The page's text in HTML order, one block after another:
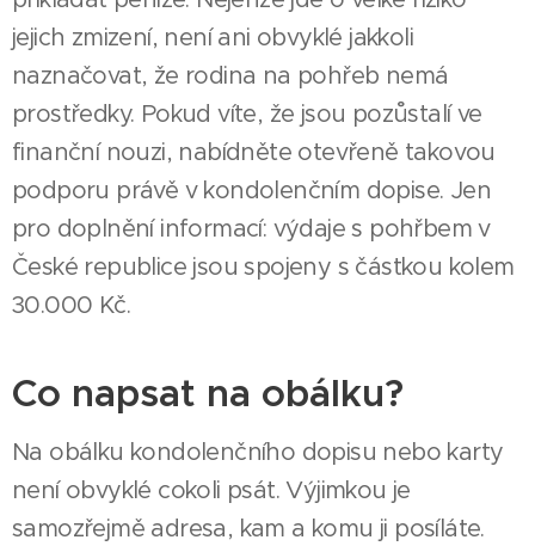
jejich zmizení, není ani obvyklé jakkoli
naznačovat, že rodina na pohřeb nemá
prostředky. Pokud víte, že jsou pozůstalí ve
finanční nouzi, nabídněte otevřeně takovou
podporu právě v kondolenčním dopise. Jen
pro doplnění informací: výdaje s pohřbem v
České republice jsou spojeny s částkou kolem
30.000 Kč.
Co napsat na obálku?
Na obálku kondolenčního dopisu nebo karty
není obvyklé cokoli psát. Výjimkou je
samozřejmě adresa, kam a komu ji posíláte.